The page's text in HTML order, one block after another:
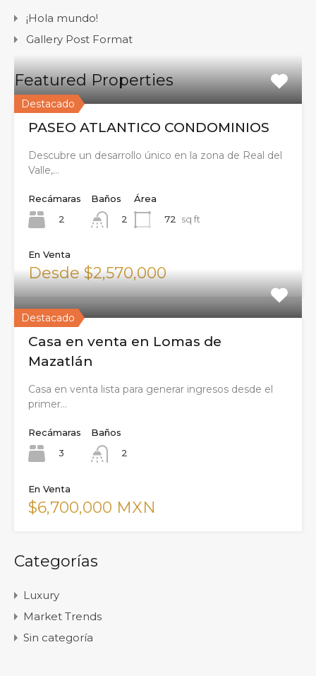
¡Hola mundo!
Gallery Post Format
Featured Properties
Destacado
PASEO ATLANTICO CONDOMINIOS
Descubre un desarrollo único en la zona de Real del
Valle,…
Recámaras
2
Baños
2
Área
72
sq ft
En Venta
Desde $2,570,000
Destacado
Casa en venta en Lomas de
Mazatlán
Casa en venta lista para generar ingresos desde el
primer…
Recámaras
3
Baños
2
En Venta
$6,700,000 MXN
Categorías
Luxury
Market Trends
Sin categoría